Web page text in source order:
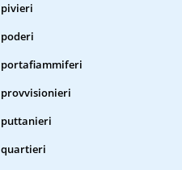
pivieri
poderi
portafiammiferi
provvisionieri
puttanieri
quartieri